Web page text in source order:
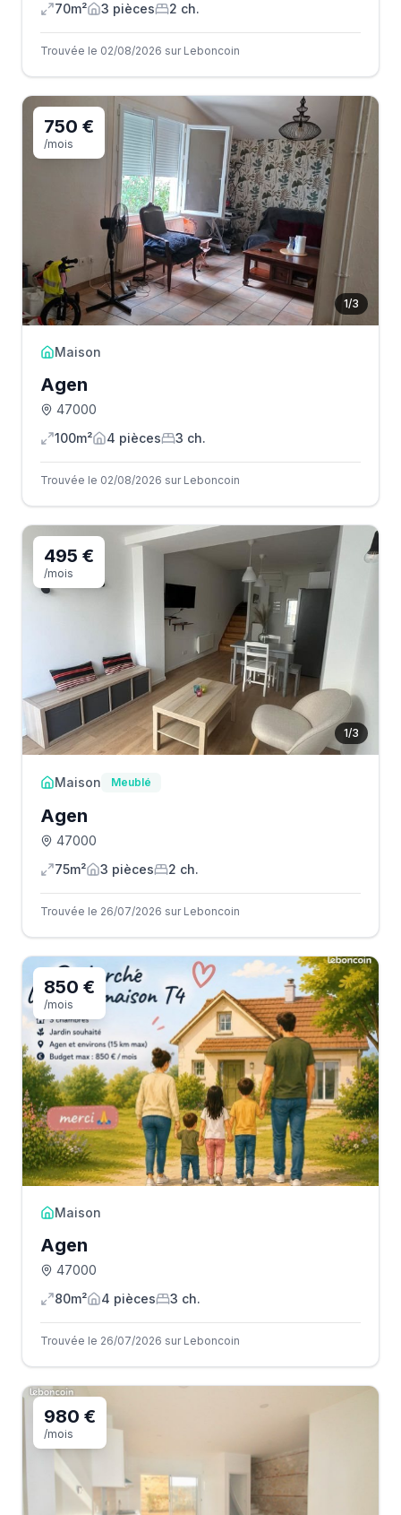
70m²
3 pièces 2 ch.
Trouvée le 02/08/2026 sur Leboncoin
1/3
750 €
/mois
Maison
Agen
47000
100m²
4 pièces 3 ch.
Trouvée le 02/08/2026 sur Leboncoin
1/3
495 €
/mois
Maison Meublé
Agen
47000
75m²
3 pièces 2 ch.
Trouvée le 26/07/2026 sur Leboncoin
850 €
/mois
Maison
Agen
47000
80m²
4 pièces 3 ch.
Trouvée le 26/07/2026 sur Leboncoin
980 €
/mois